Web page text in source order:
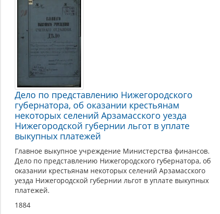
Дело по представлению Нижегородского
губернатора, об оказании крестьянам
некоторых селений Арзамасского уезда
Нижегородской губернии льгот в уплате
выкупных платежей
Главное выкупное учреждение Министерства финансов.
Дело по представлению Нижегородского губернатора, об
оказании крестьянам некоторых селений Арзамасского
уезда Нижегородской губернии льгот в уплате выкупных
платежей.
1884